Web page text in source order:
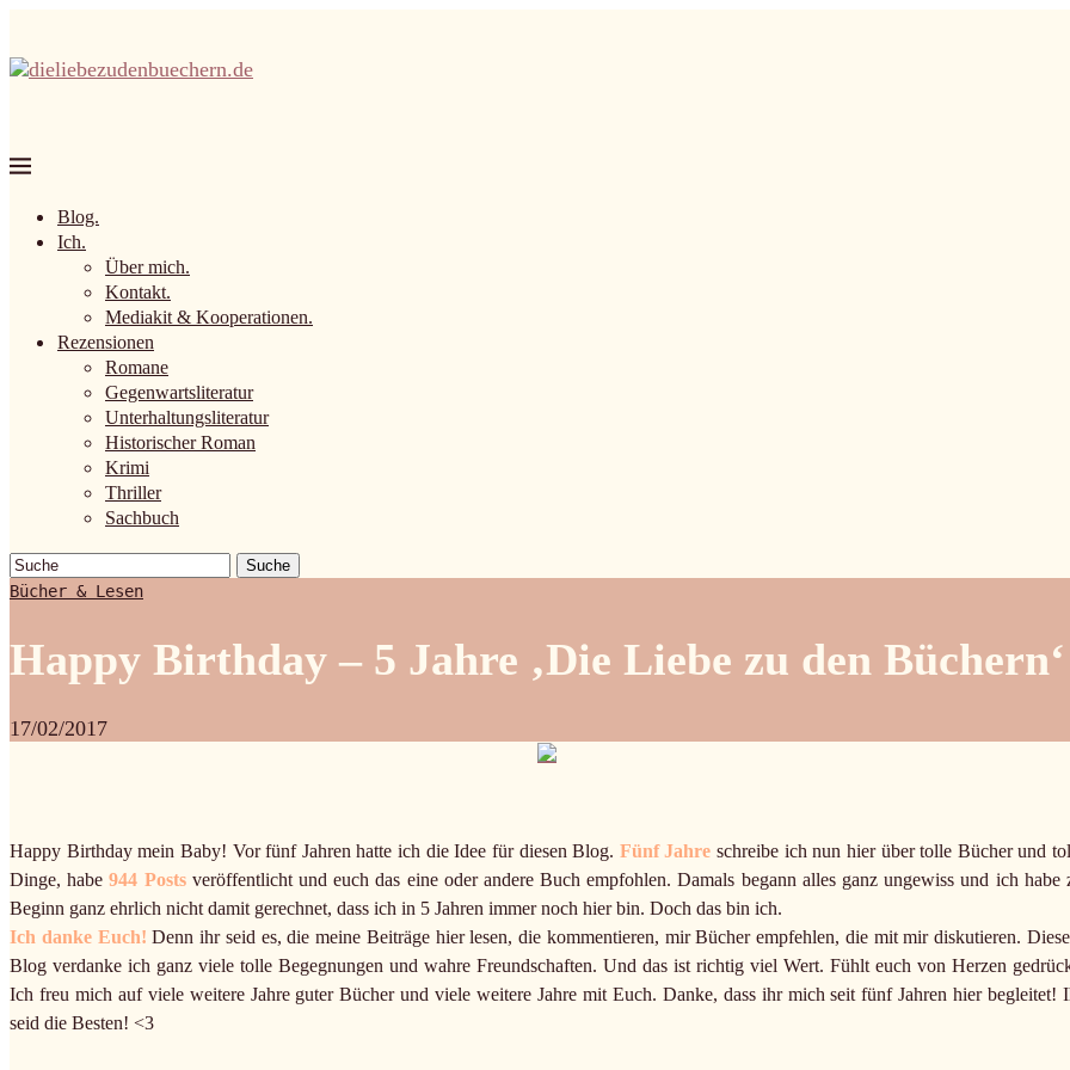
Blog.
Ich.
Über mich.
Kontakt.
Mediakit & Kooperationen.
Rezensionen
Romane
Gegenwartsliteratur
Unterhaltungsliteratur
Historischer Roman
Krimi
Thriller
Sachbuch
Suche
Bücher & Lesen
Happy Birthday – 5 Jahre ‚Die Liebe zu den Büchern‘
17/02/2017
Happy Birthday mein Baby! Vor fünf Jahren hatte ich die Idee für diesen Blog. Fünf Jahre schreibe ich nun hier über tolle Bücher und
Dinge, habe944 Postsveröffentlicht und euch das eine oder andere Buch empfohlen. Damals begann alles ganz ungewiss und ich habe
Beginn ganz ehrlich nicht damit gerechnet, dass ich in 5 Jahren immer noch hier bin. Doch das bin ich.
Ich danke Euch! Denn ihr seid es, die meine Beiträge hier lesen, die kommentieren, mir Bücher empfehlen, die mit mir diskutieren.
Blog verdanke ich ganz viele tolle Begegnungen und wahre Freundschaften. Und das ist richtig viel Wert. Fühlt euch von Herzen
Ich freu mich auf viele weitere Jahre guter Bücher und viele weitere Jahre mit Euch. Danke, dass ihr mich seit fünf Jahren hier begleitet!
seid die Besten! <3